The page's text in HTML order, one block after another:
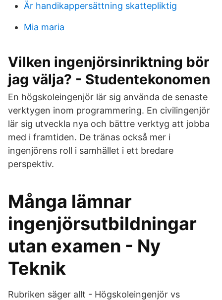
Är handikappersättning skattepliktig
Mia maria
Vilken ingenjörsinriktning bör
jag välja? - Studentekonomen
En högskoleingenjör lär sig använda de senaste
verktygen inom programmering. En civilingenjör
lär sig utveckla nya och bättre verktyg att jobba
med i framtiden. De tränas också mer i
ingenjörens roll i samhället i ett bredare
perspektiv.
Många lämnar
ingenjörsutbildningar
utan examen - Ny
Teknik
Rubriken säger allt - Högskoleingenjör vs